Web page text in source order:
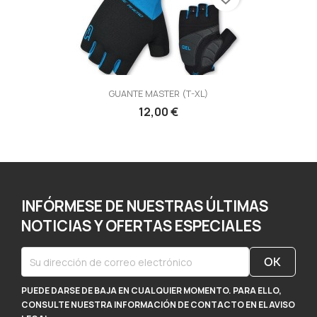
GUANTE MASTER (T-XL)
12,00 €
INFÓRMESE DE NUESTRAS ÚLTIMAS
NOTICIAS Y OFERTAS ESPECIALES
PUEDE DARSE DE BAJA EN CUALQUIER MOMENTO. PARA ELLO,
CONSULTE NUESTRA INFORMACIÓN DE CONTACTO EN EL AVISO